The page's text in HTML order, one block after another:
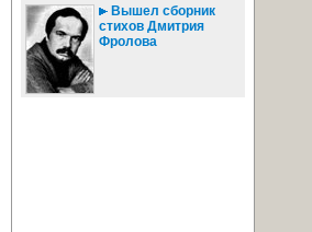
Вышел сборник
стихов Дмитрия
Фролова